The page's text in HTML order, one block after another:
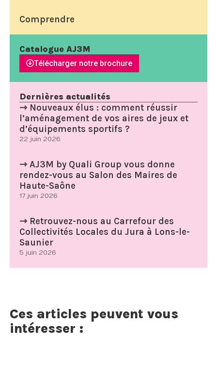
Comprendre
Catalogue AJ3M
Télécharger notre brochure
Dernières actualités
⇾ Nouveaux élus : comment réussir
l’aménagement de vos aires de jeux et
d’équipements sportifs ?
22 juin 2026
⇾ AJ3M by Quali Group vous donne
rendez-vous au Salon des Maires de
Haute-Saône
17 juin 2026
⇾ Retrouvez-nous au Carrefour des
Collectivités Locales du Jura à Lons-le-
Saunier
5 juin 2026
Ces articles peuvent vous
intéresser :